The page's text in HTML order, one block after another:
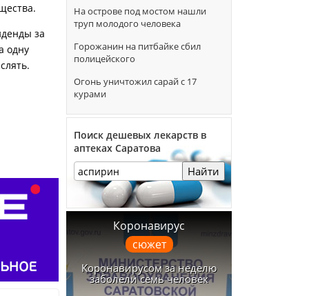
за
одну
На острове под мостом нашли
труп молодого человека
Горожанин на питбайке сбил
полицейского
Огонь уничтожил сарай с 17
курами
Поиск дешевых лекарств в
аптеках Саратова
Найти
Коронавирус
сюжет
Коронавирусом за неделю
заболели семь человек